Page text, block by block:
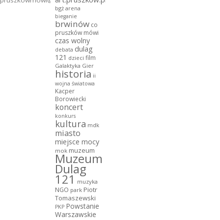
bgż arena
bieganie
brwinów co
pruszków mówi
czas wolny
debata dulag
121 dzieci film
Galaktyka Gier
historia ii
wojna światowa
Kacper
Borowiecki
koncert
konkurs
kultura mdk
miasto
miejsce mocy
mok muzeum
Muzeum
Dulag
121 muzyka
NGO park Piotr
Tomaszewski
PKP Powstanie
Warszawskie